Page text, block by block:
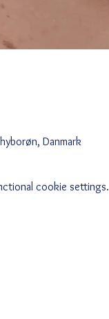
Danmark
cookie settings.